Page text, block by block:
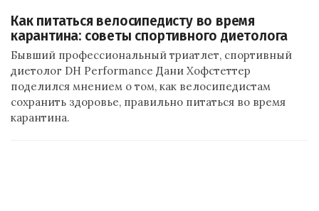
Как питаться велосипедисту во время
карантина: советы спортивного диетолога
Бывший профессиональный триатлет, спортивный
диетолог DH Performance Дани Хофстеттер
поделился мнением о том, как велосипедистам
сохранить здоровье, правильно питаться во время
карантина.